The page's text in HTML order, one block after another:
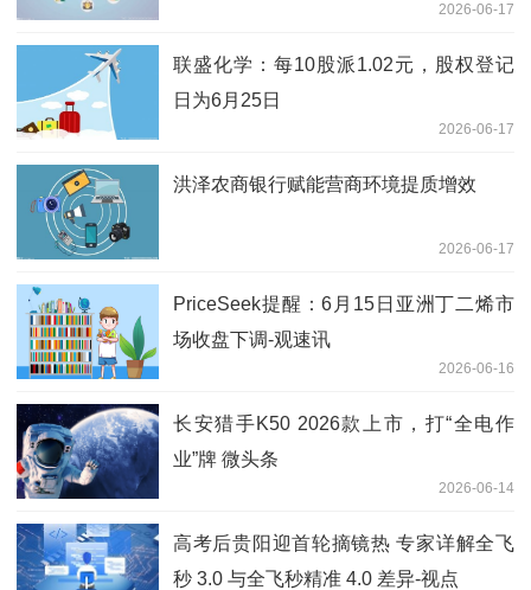
2026-06-17
联盛化学：每10股派1.02元，股权登记
日为6月25日
2026-06-17
洪泽农商银行赋能营商环境提质增效
2026-06-17
PriceSeek提醒：6月15日亚洲丁二烯市
场收盘下调-观速讯
2026-06-16
长安猎手K50 2026款上市，打“全电作
业”牌 微头条
2026-06-14
高考后贵阳迎首轮摘镜热 专家详解全飞
秒 3.0 与全飞秒精准 4.0 差异-视点